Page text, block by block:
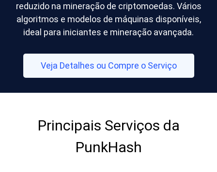
reduzido na mineração de criptomoedas. Vários
algoritmos e modelos de máquinas disponíveis,
ideal para iniciantes e mineração avançada.
Veja Detalhes ou Compre o Serviço
Principais Serviços da
PunkHash